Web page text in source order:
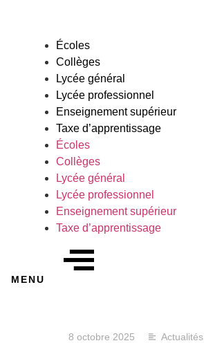
Écoles
Collèges
Lycée général
Lycée professionnel
Enseignement supérieur
Taxe d’apprentissage
Écoles
Collèges
Lycée général
Lycée professionnel
Enseignement supérieur
Taxe d’apprentissage
MENU
8 octobre 2025 Actualités